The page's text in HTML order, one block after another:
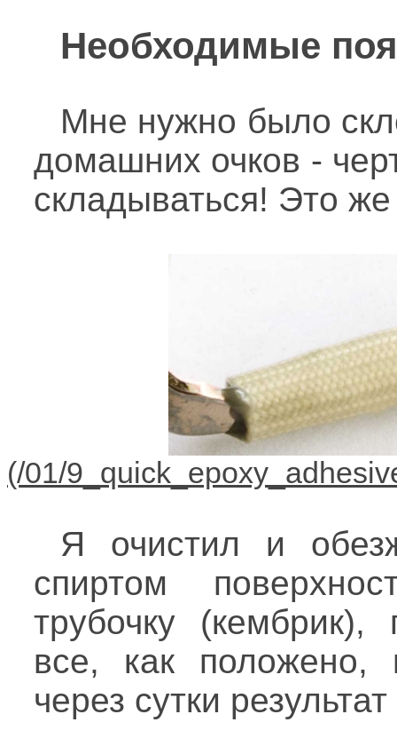
Необходимые
Мне нужно было
домашних очков -
складываться! Это
Я очистил и
спиртом
трубочку (кембрик),
все, как положено,
через сутки